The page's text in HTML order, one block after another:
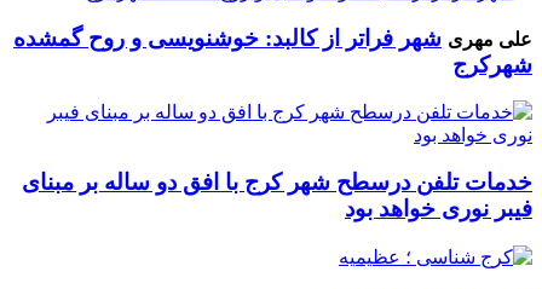
علی مهری شهر فراتر از کالبد: خوشنویسی و روح گمشده
شهرکرج
خدمات تلفن درسطح شهر کرج با افق دو ساله بر مبنای
فیبر نوری خواهد بود